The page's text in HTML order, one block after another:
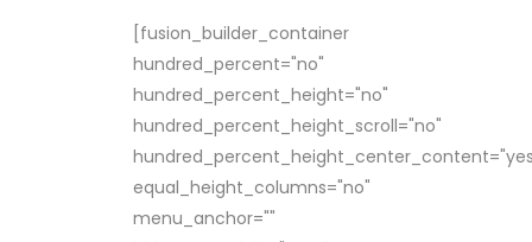
[fusion_builder_container
hundred_percent="no"
hundred_percent_height="no"
hundred_percent_height_scroll="no"
equal_height_columns="no"
menu_anchor=""